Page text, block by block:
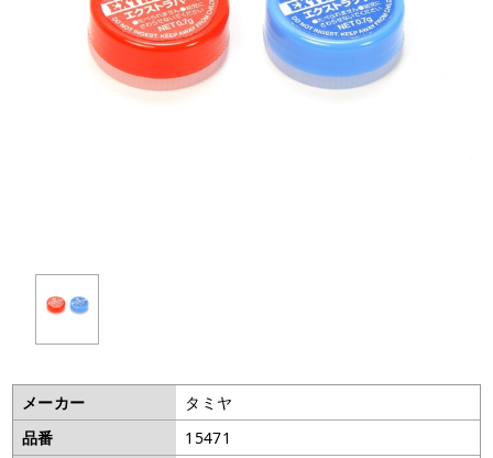
メーカー
タミヤ
品番
15471